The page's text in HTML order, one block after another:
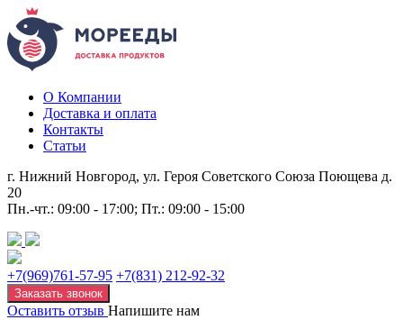
О Компании
Доставка и оплата
Контакты
Статьи
г. Нижний Новгород, ул. Героя Советского Союза Поющева д.
20
Пн.-чт.: 09:00 - 17:00; Пт.: 09:00 - 15:00
+7(969)761-57-95 +7(831) 212-92-32
Заказать звонок
Оставить отзыв Напишите нам